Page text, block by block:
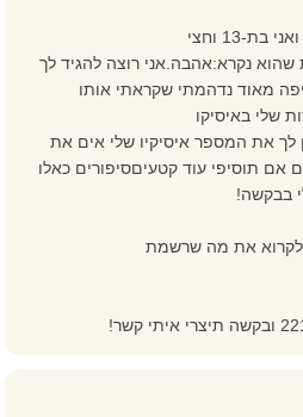
13 וחצי
נקרא:אהבה.אני רוצה להגיד לך
מאוד נדהמתי שקראתי אותו
שלי באיסיקו
לך את המספר איסיקיו שלי אים את
אם תוסיפי עוד קטעיםסיפורים כאלו
בבקשה!
לקרוא את מה שרשמת